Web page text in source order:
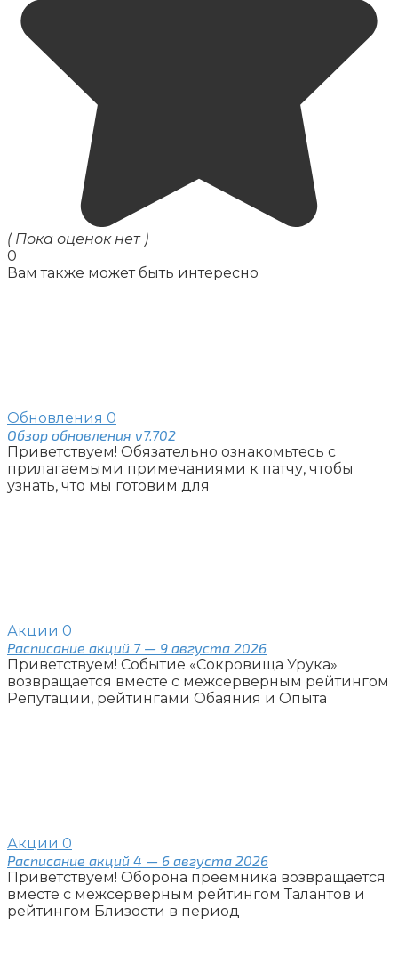
( Пока оценок нет )
0
Вам также может быть интересно
Обновления 0
Обзор обновления v7.702
Приветствуем! Обязательно ознакомьтесь с
прилагаемыми примечаниями к патчу, чтобы
узнать, что мы готовим для
Акции 0
Расписание акций 7 — 9 августа 2026
Приветствуем! Событие «Сокровища Урука»
возвращается вместе с межсерверным рейтингом
Репутации, рейтингами Обаяния и Опыта
Акции 0
Расписание акций 4 — 6 августа 2026
Приветствуем! Оборона преемника возвращается
вместе с межсерверным рейтингом Талантов и
рейтингом Близости в период